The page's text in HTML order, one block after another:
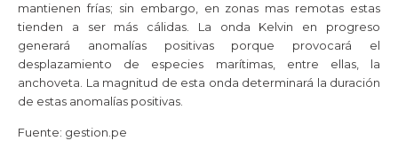
mantienen frías; sin embargo, en zonas mas remotas estas
tienden a ser más cálidas. La onda Kelvin en progreso
generará anomalías positivas porque provocará el
desplazamiento de especies marítimas, entre ellas, la
anchoveta. La magnitud de esta onda determinará la duración
de estas anomalías positivas.
Fuente: gestion.pe